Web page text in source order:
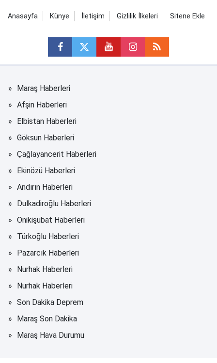
Anasayfa Künye İletişim Gizlilik İlkeleri Sitene Ekle
Maraş Haberleri
Afşin Haberleri
Elbistan Haberleri
Göksun Haberleri
Çağlayancerit Haberleri
Ekinözü Haberleri
Andırın Haberleri
Dulkadiroğlu Haberleri
Onikişubat Haberleri
Türkoğlu Haberleri
Pazarcık Haberleri
Nurhak Haberleri
Nurhak Haberleri
Son Dakika Deprem
Maraş Son Dakika
Maraş Hava Durumu